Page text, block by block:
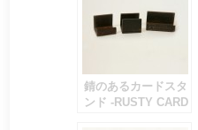
錆のあるカードスタ
ンド -RUSTY CARD